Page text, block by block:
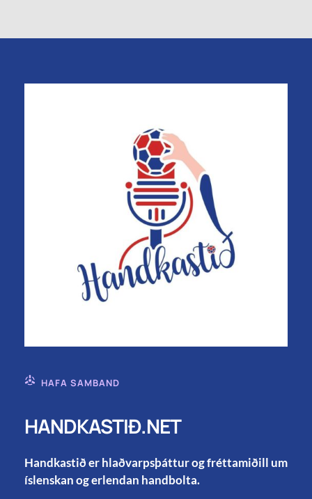
HAFA SAMBAND
HANDKASTIÐ.NET
Handkastið er hlaðvarpsþáttur og fréttamiðill um
íslenskan og erlendan handbolta.